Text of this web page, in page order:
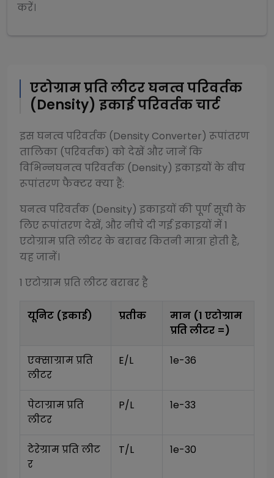
करें।
एटोग्राम प्रति लीटरघनत्व परिवर्तक
(Density) इकाई परिवर्तक चार्ट
इसघनत्व परिवर्तक (Density Converter) रूपांतरण
तालिका (परिवर्तक) को देखें और जानें कि
विभिन्नघनत्व परिवर्तक (Density) इकाइयों के बीच
रूपांतरण फैक्टर क्या हैं:
घनत्व परिवर्तक (Density) इकाइयों की पूर्ण सूची के
लिए रूपांतरण देखें, और नीचे दी गई इकाइयों में 1
एटोग्राम प्रति लीटरके बराबर कितनी मात्रा होती है,
यह जानें।
1 एटोग्राम प्रति लीटरबराबर है
यूनिट (इकाई) प्रतीक मान (1 एटोग्राम
प्रति लीटर =)
एक्साग्राम प्रति
लीटर
E/L 1e-36
पेटाग्राम प्रति
लीटर
P/L 1e-33
टेरेग्राम प्रति लीट
र
T/L 1e-30